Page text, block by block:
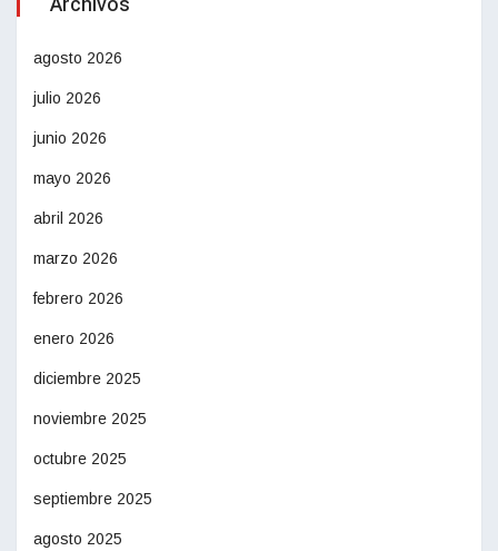
agosto 2026
julio 2026
junio 2026
mayo 2026
abril 2026
marzo 2026
febrero 2026
enero 2026
diciembre 2025
noviembre 2025
octubre 2025
septiembre 2025
agosto 2025